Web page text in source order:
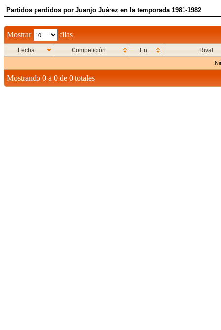
Partidos perdidos por Juanjo Juárez en la temporada 1981-1982
Mostrar filas
Fecha Competición En Rival
Mostrando 0 a 0 de 0 totales